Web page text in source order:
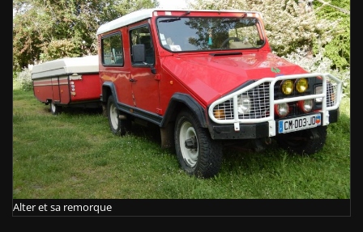
Alter et sa remorque